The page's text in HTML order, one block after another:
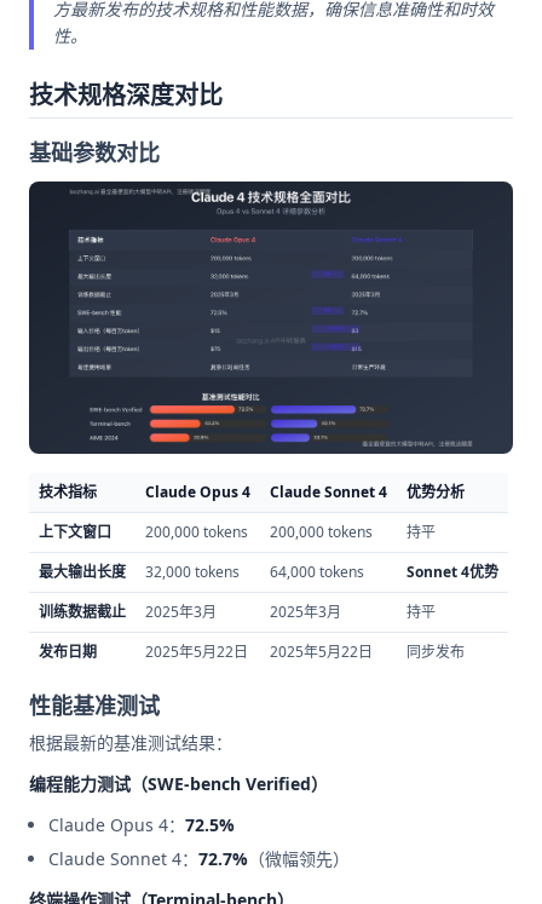
方最新发布的技术规格和性能数据，确保信息准确性和时效
性。
技术规格深度对比
基础参数对比
技术指标 Claude Opus 4 Claude Sonnet 4
优势分析
上下文窗口
200,000 tokens 200,000 tokens
持平
最大输出长度
32,000 tokens 64,000 tokens
Sonnet 4优势
训练数据截止
2025年3月 2025年3月
持平
发布日期
2025年5月22日 2025年5月22日 同步发布
性能基准测试
根据最新的基准测试结果：
编程能力测试（SWE-bench Verified）
Claude Opus 4： 72.5%
Claude Sonnet 4： 72.7% （微幅领先）
终端操作测试（Terminal-bench）